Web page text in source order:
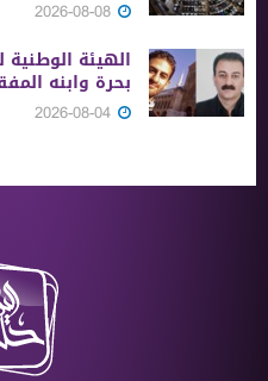
الهيئة
بحرة وابنه